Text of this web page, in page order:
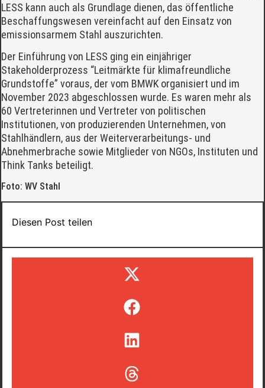
LESS kann auch als Grundlage dienen, das öffentliche
Beschaffungswesen vereinfacht auf den Einsatz von
emissionsarmem Stahl auszurichten.
Der Einführung von LESS ging ein einjähriger
Stakeholderprozess “Leitmärkte für klimafreundliche
Grundstoffe” voraus, der vom BMWK organisiert und im
November 2023 abgeschlossen wurde. Es waren mehr als
60 Vertreterinnen und Vertreter von politischen
Institutionen, von produzierenden Unternehmen, von
Stahlhändlern, aus der Weiterverarbeitungs- und
Abnehmerbrache sowie Mitglieder von NGOs, Instituten und
Think Tanks beteiligt.
Foto: WV Stahl
Diesen Post teilen